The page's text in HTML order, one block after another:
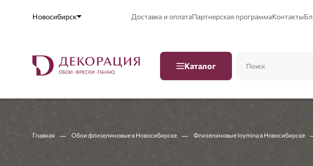
Новосибирск Доставка и оплатаПартнерская программаКонтакты
Каталог
Главная Обои флизелиновые в Новосибирске Флизелиновые loymina в Новосибирске